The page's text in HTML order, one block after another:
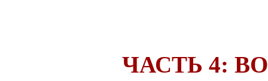
ЧАСТЬ 4: